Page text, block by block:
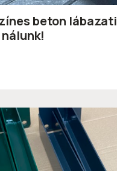
beton lábazati